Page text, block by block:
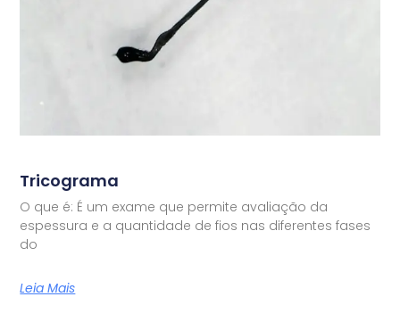
Tricograma
O que é: É um exame que permite avaliação da
espessura e a quantidade de fios nas diferentes fases
do
Leia Mais